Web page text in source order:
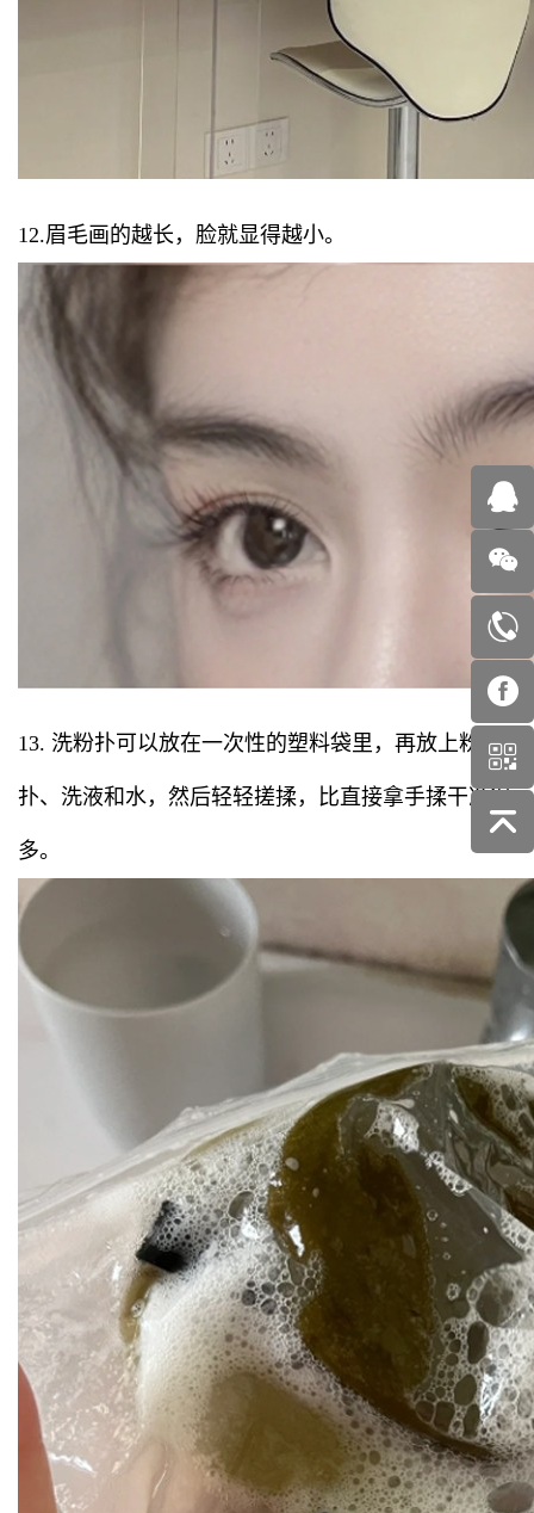
12.眉毛画的越长，脸就显得越小。
13. 洗粉扑可以放在一次性的塑料袋里，再放上粉
扑、洗液和水，然后轻轻搓揉，比直接拿手揉干净很
多。